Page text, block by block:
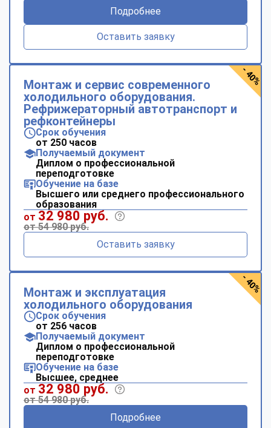
Подробнее
Оставить заявку
Монтаж и сервис современного
холодильного оборудования.
Рефрижераторный автотранспорт и
рефконтейнеры
Срок обучения
от 250 часов
Получаемый документ
Диплом о профессиональной
переподготовке
Обучение на базе
Высшего или среднего профессионального
образования
от 32 980 руб.
от 54 980 руб.
Оставить заявку
- 40%
Монтаж и эксплуатация
холодильного оборудования
Срок обучения
от 256 часов
Получаемый документ
Диплом о профессиональной
переподготовке
Обучение на базе
Высшее, среднее
от 32 980 руб.
от 54 980 руб.
Подробнее
- 40%